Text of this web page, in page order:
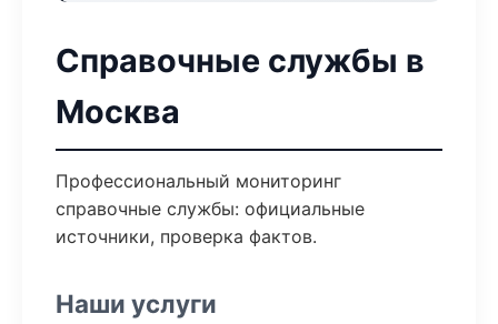
Справочные службы в
Москва
Профессиональный мониторинг
справочные службы: официальные
источники, проверка фактов.
Наши услуги